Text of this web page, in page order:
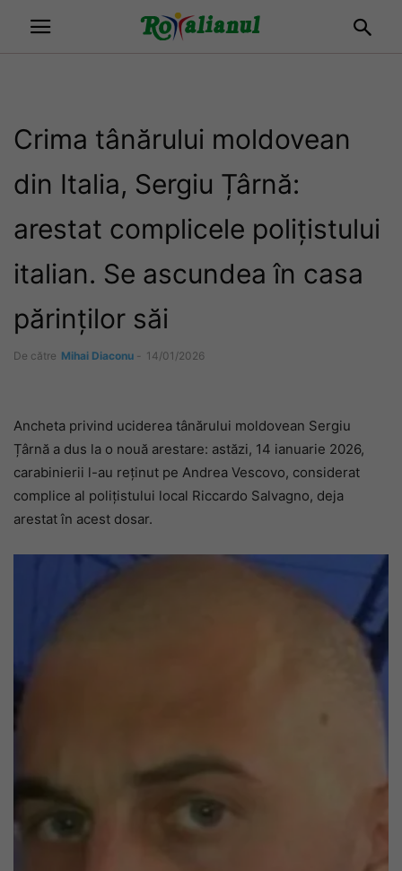
Crima tânărului moldovean
din Italia, Sergiu Țârnă:
arestat complicele polițistului
italian. Se ascundea în casa
părinților săi
De către Mihai Diaconu - 14/01/2026
Ancheta privind uciderea tânărului moldovean Sergiu
Țârnă a dus la o nouă arestare: astăzi, 14 ianuarie 2026,
carabinierii l-au reținut pe Andrea Vescovo, considerat
complice al polițistului local Riccardo Salvagno, deja
arestat în acest dosar.